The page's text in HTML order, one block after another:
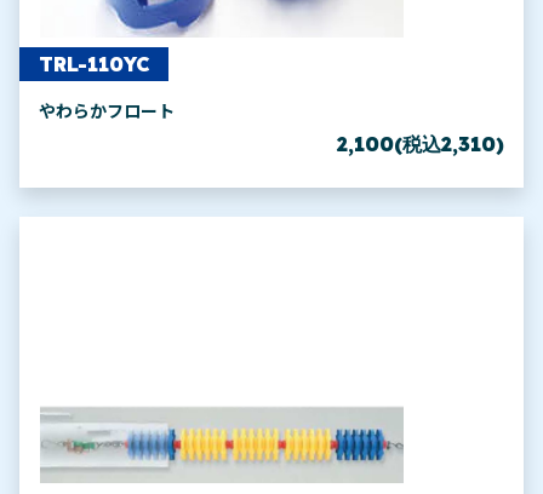
TRL-110YC
やわらかフロート
2,100(税込2,310)